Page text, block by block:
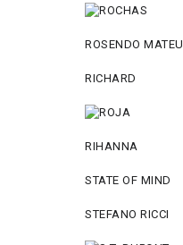
ROSENDO MATEU
RICHARD
RIHANNA
STATE OF MIND
STEFANO RICCI